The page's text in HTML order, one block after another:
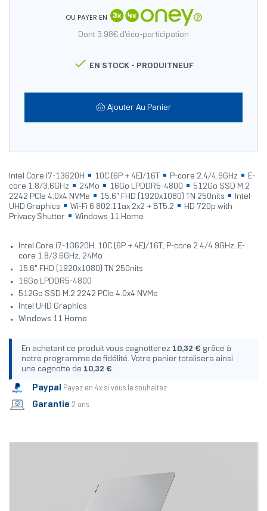
OU PAYER EN
Dont 3.98€ d'éco-participation
 EN STOCK - PRODUITNEUF
Ajouter Au Panier
Intel Core i7-13620H 10C (6P + 4E)/16T P-core 2.4/4.9GHz
E-
core 1.8/3.6GHz
24Mo 16Go LPDDR5-4800
512Go SSD M.2
2242 PCIe 4.0x4 NVMe
15.6" FHD (1920x1080) TN 250nits
Intel
UHD Graphics
Wi-Fi 6 802.11ax 2x2 + BT5.2
HD 720p with
Privacy Shutter
Windows 11 Home
Intel Core i7-13620H, 10C (6P + 4E)/16T, P-core 2.4/4.9GHz, E-
core 1.8/3.6GHz, 24Mo
15.6" FHD (1920x1080) TN 250nits
16Go LPDDR5-4800
512Go SSD M.2 2242 PCIe 4.0x4 NVMe
Intel UHD Graphics
Windows 11 Home
En achetant ce produit vous cagnotterez 10,32 € grâce à
notre programme de fidélité. Votre panier totalisera ainsi
une cagnotte de 10,32 €.
Paypal Payez en 4x si vous le souhaitez
Garantie 2 ans